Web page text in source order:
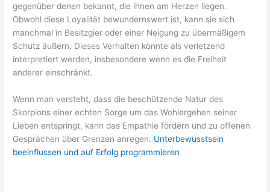
gegenüber denen bekannt, die ihnen am Herzen liegen.
Obwohl diese Loyalität bewundernswert ist, kann sie sich
manchmal in Besitzgier oder einer Neigung zu übermäßigem
Schutz äußern. Dieses Verhalten könnte als verletzend
interpretiert werden, insbesondere wenn es die Freiheit
anderer einschränkt.
Wenn man versteht, dass die beschützende Natur des
Skorpions einer echten Sorge um das Wohlergehen seiner
Lieben entspringt, kann das Empathie fördern und zu offenen
Gesprächen über Grenzen anregen. Unterbewusstsein
beeinflussen und auf Erfolg programmieren